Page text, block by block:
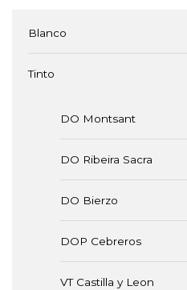
Blanco
Tinto
DO Montsant
DO Ribeira Sacra
DO Bierzo
DOP Cebreros
VT Castilla y Leon